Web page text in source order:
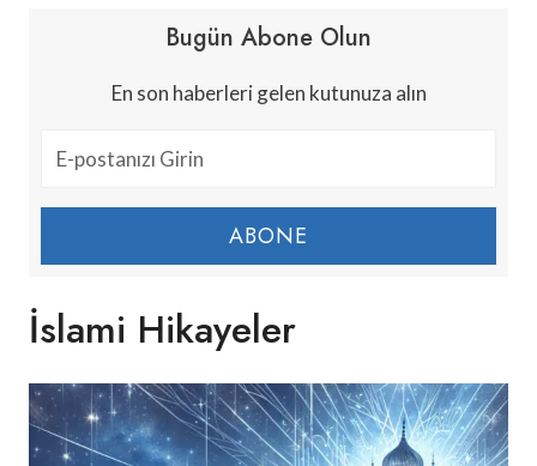
Bugün Abone Olun
En son haberleri gelen kutunuza alın
ABONE
İslami Hikayeler